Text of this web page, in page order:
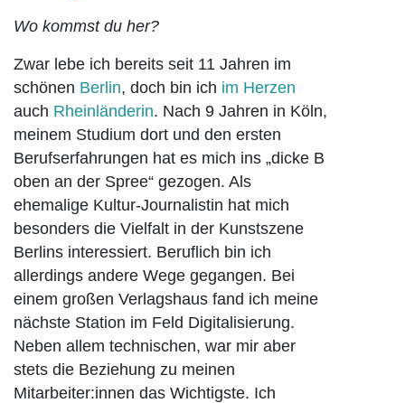
Wo kommst du her?
Zwar lebe ich bereits seit 11 Jahren im
schönen Berlin, doch bin ich im Herzen
auch Rheinländerin. Nach 9 Jahren in Köln,
meinem Studium dort und den ersten
Berufserfahrungen hat es mich ins „dicke B
oben an der Spree“ gezogen. Als
ehemalige Kultur-Journalistin hat mich
besonders die Vielfalt in der Kunstszene
Berlins interessiert. Beruflich bin ich
allerdings andere Wege gegangen. Bei
einem großen Verlagshaus fand ich meine
nächste Station im Feld Digitalisierung.
Neben allem technischen, war mir aber
stets die Beziehung zu meinen
Mitarbeiter:innen das Wichtigste. Ich